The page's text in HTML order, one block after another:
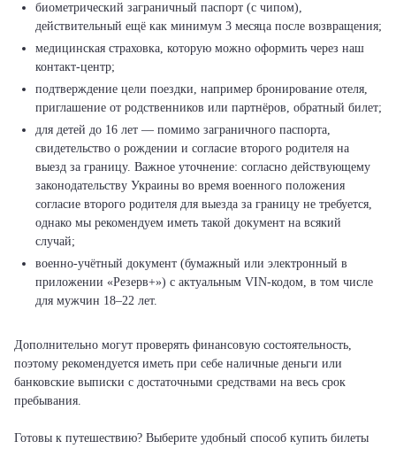
биометрический заграничный паспорт (с чипом),
действительный ещё как минимум 3 месяца после возвращения;
медицинская страховка, которую можно оформить через наш
контакт-центр;
подтверждение цели поездки, например бронирование отеля,
приглашение от родственников или партнёров, обратный билет;
для детей до 16 лет — помимо заграничного паспорта,
свидетельство о рождении и согласие второго родителя на
выезд за границу. Важное уточнение: согласно действующему
законодательству Украины во время военного положения
согласие второго родителя для выезда за границу не требуется,
однако мы рекомендуем иметь такой документ на всякий
случай;
военно-учётный документ (бумажный или электронный в
приложении «Резерв+») с актуальным VIN-кодом, в том числе
для мужчин 18–22 лет.
Дополнительно могут проверять финансовую состоятельность,
поэтому рекомендуется иметь при себе наличные деньги или
банковские выписки с достаточными средствами на весь срок
пребывания.
Готовы к путешествию? Выберите удобный способ купить билеты